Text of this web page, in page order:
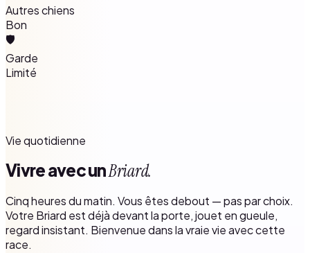
Autres chiens
Bon
🛡️
Garde
Limité
Vie quotidienne
Vivre avec unBriard.
Cinq heures du matin. Vous êtes debout — pas par choix.
Votre Briard est déjà devant la porte, jouet en gueule,
regard insistant. Bienvenue dans la vraie vie avec cette
race.